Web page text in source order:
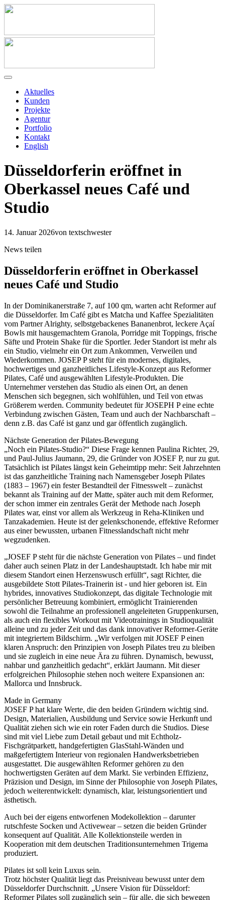
Aktuelles
Kunden
Projekte
Agentur
Portfolio
Kontakt
English
Düsseldorferin eröffnet in
Oberkassel neues Café und
Studio
14. Januar 2026von textschwester
News teilen
Düsseldorferin eröffnet in Oberkassel
neues Café und Studio
In der Dominikanerstraße 7, auf 100 qm, warten acht Reformer auf
die Düsseldorfer. Im Café gibt es Matcha und Kaffee Spezialitäten
vom Partner Alrighty, selbstgebackenes Bananenbrot, leckere Açaí
Bowls mit hausgemachtem Granola, Porridge mit Toppings, frische
Säfte und Protein Shake für die Sportler. Jeder Standort ist mehr als
ein Studio, vielmehr ein Ort zum Ankommen, Verweilen und
Wiederkommen. JOSEP P steht für ein modernes, digitales,
hochwertiges und ganzheitliches Lifestyle-Konzept aus Reformer
Pilates, Café und ausgewählten Lifestyle-Produkten. Die
Unternehmer verstehen das Studio als einen Ort, an denen
Menschen sich begegnen, sich wohlfühlen, und Teil von etwas
Größerem werden. Community bedeutet für JOSEPH P eine echte
Verbindung zwischen Gästen, Team und auch der Nachbarschaft –
denn z.B. das Café ist ganz und gar öffentlich zugänglich.
Nächste Generation der Pilates-Bewegung
„Noch ein Pilates-Studio?“ Diese Frage kennen Paulina Richter, 29,
und Paul-Julius Jaumann, 29, die Gründer von JOSEF P, nur zu gut.
Tatsächlich ist Pilates längst kein Geheimtipp mehr: Seit Jahrzehnten
ist das ganzheitliche Training nach Namensgeber Joseph Pilates
(1883 – 1967) ein fester Bestandteil der Fitnesswelt – zunächst
bekannt als Training auf der Matte, später auch mit dem Reformer,
der schon immer ein zentrales Gerät der Methode nach Joseph
Pilates war, einst vor allem als Werkzeug in Reha-Kliniken und
Tanzakademien. Heute ist der gelenkschonende, effektive Reformer
aus einer bewussten, urbanen Fitnesslandschaft nicht mehr
wegzudenken.
„JOSEF P steht für die nächste Generation von Pilates – und findet
daher auch seinen Platz in der Landeshauptstadt. Ich habe mir mit
diesem Standort einen Herzenswusch erfüllt“, sagt Richter, die
ausgebildete Stott Pilates-Trainerin ist - und hier geboren ist. Ein
hybrides, innovatives Studiokonzept, das digitale Technologie mit
persönlicher Betreuung kombiniert, ermöglicht Trainierenden
sowohl die Teilnahme an professionell angeleiteten Gruppenkursen,
als auch ein flexibles Workout mit Videotrainings in Studioqualität
alleine und zu jeder Zeit und das dank innovativer Reformer-Geräte
mit integriertem Bildschirm. „Wir verfolgen mit JOSEF P einen
klaren Anspruch: den Prinzipien von Joseph Pilates treu zu bleiben
und sie zugleich in eine neue Ära zu führen. Dynamisch, bewusst,
nahbar und ganzheitlich gedacht“, erklärt Jaumann. Mit dieser
erfolgreichen Philosophie stehen noch weitere Expansionen an:
Mallorca und Innsbruck.
Made in Germany
JOSEF P hat klare Werte, die den beiden Gründern wichtig sind.
Design, Materialien, Ausbildung und Service sowie Herkunft und
Qualität ziehen sich wie ein roter Faden durch die Studios. Diese
sind mit viel Liebe zum Detail gebaut und mit Echtholz-
Fischgrätparkett, handgefertigten GlasStahl-Wänden und
maßgefertigtem Interieur von regionalen Handwerksbetrieben
ausgestattet. Die ausgewählten Reformer gehören zu den
hochwertigsten Geräten auf dem Markt. Sie verbinden Effizienz,
Präzision und Design, im Sinne der Philosophie von Joseph Pilates,
jedoch weiterentwickelt: dynamisch, klar, leistungsorientiert und
ästhetisch.
Auch bei der eigens entworfenen Modekollektion – darunter
rutschfeste Socken und Activewear – setzen die beiden Gründer
konsequent auf Qualität. Alle Kollektionsteile werden in
Kooperation mit dem deutschen Traditionsunternehmen Trigema
produziert.
Pilates ist soll kein Luxus sein.
Trotz höchster Qualität liegt das Preisniveau bewusst unter dem
Düsseldorfer Durchschnitt. „Unsere Vision für Düsseldorf:
Reformer Pilates soll zugänglich sein – für alle, die sich bewegen